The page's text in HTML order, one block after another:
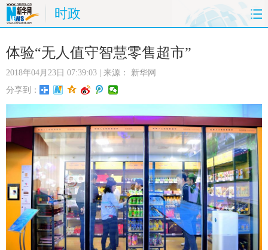
时政
首页 时政 国际
娱乐 体育
时尚 思客 地方 法治
港澳 台湾 华人 汽车
科技 能源 房产 公司
图片 视频 彩票 食品
旅游 健康 信息化 数据
体验“无人值守智慧零售超市”
2018年04月23日 07:39:03 | 来源： 新华网
分享到：